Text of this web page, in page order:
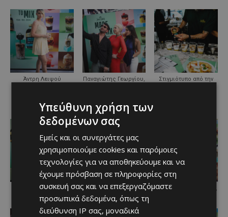
Άντρη Λειψού
Παναγιώτης Γεωργίου,
Χατζηιωσήφ
Στιγμιότυπο από την
Μαρίνα Φιλιππίδου
Νατάσα Ερωτοκρίτου,
Τασούλα Ιωακείμ
Γεωργία Κωνσταντίνου,
Υπεύθυνη χρήση των
δεδομένων σας
Εμείς και οι συνεργάτες μας
χρησιμοποιούμε cookies και παρόμοιες
τεχνολογίες για να αποθηκεύουμε και να
έχουμε πρόσβαση σε πληροφορίες στη
συσκευή σας και να επεξεργαζόμαστε
προσωπικά δεδομένα, όπως τη
διεύθυνση IP σας, μοναδικά